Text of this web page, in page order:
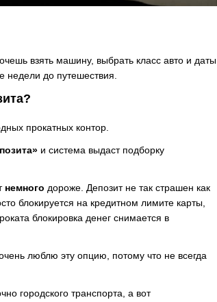
взять машину, выбрать класс авто и даты
недели до путешествия.
прокатных контор.
и система выдаст подборку
немного дороже. Депозит не так страшен как
блокируется на кредитном лимите карты,
блокировка денег снимается в
люблю эту опцию, потому что не всегда
городского транспорта, а вот